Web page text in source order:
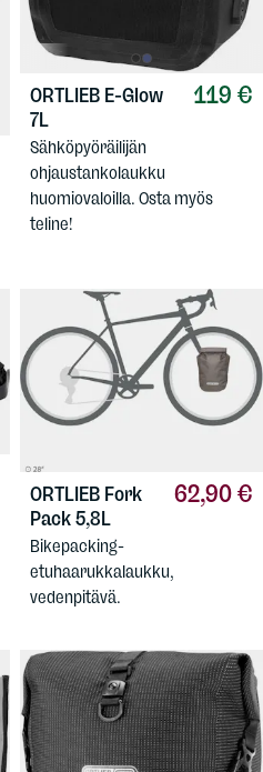
119 €
ORTLIEB E-Glow
7L
Sähköpyöräilijän
ohjaustankolaukku
huomiovaloilla. Osta myös
teline!
62,90 €
ORTLIEB Fork
Pack 5,8L
Bikepacking-
etuhaarukkalaukku,
vedenpitävä.